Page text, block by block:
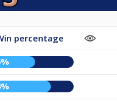
percentage